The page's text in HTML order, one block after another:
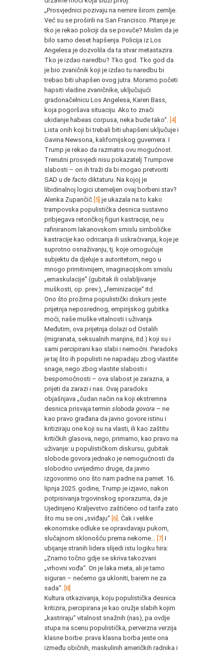
„Prosvjednici pozivaju na nemire širom zemlje.
Već su se proširili na San Francisco. Pitanje je:
tko je rekao policiji da se povuče? Mislim da je
bilo samo deset hapšenja. Policija iz Los
Angelesa je dozvolila da ta stvar metastazira.
Tko je izdao naredbu? Tko god. Tko god da
je bio zvaničnik koji je izdao tu naredbu bi
trebao biti uhapšen ovog jutra. Moramo početi
hapsiti vladine zvaničnike, uključujući
gradonačelnicu Los Angelesa, Karen Bass,
koja pogoršava situaciju. Ako to znači
ukidanje habeas corpusa, neka bude tako“. [4]
Lista onih koji bi trebali biti uhapšeni uključuje i
Gavina Newsona, kalifornijskog guvernera. I
Trump je rekao da razmatra ovu mogućnost.
Trenutni prosvjedi nisu pokazatelj Trumpove
slabosti – on ih traži da bi mogao pretvoriti
SAD u de facto diktaturu. Na kojoj je
libidinalnoj logici utemeljen ovaj borbeni stav?
Alenka Zupančič [5] je ukazala na to kako
trampovska populistička desnica sustavno
pribjegava retoričkoj figuri kastracije, ne u
rafiniranom lakanovskom smislu simboličke
kastracije kao odricanja ili uskraćivanja, koje je
suprotno osnaživanju, tj. koje omogućuje
subjektu da djeluje s autoritetom, nego u
mnogo primitivnijem, imaginacijskom smislu
„emaskulacije“ (gubitak ili oslabljivanje
muškosti, op. prev.), „feminizacije“ itd.
Ono što prožima populistički diskurs jeste
prijetnja neposrednog, empirijskog gubitka
moći, naše muške vitalnosti i uživanja.
Međutim, ova prijetnja dolazi od Ostalih
(migranata, seksualnih manjina, itd.) koji su i
sami percipirani kao slabi i nemoćni. Paradoks
je taj što ih populisti ne napadaju zbog vlastite
snage, nego zbog vlastite slabosti i
bespomoćnosti – ova slabost je zarazna, a
prijeti da zarazi i nas. Ovaj paradoks
objašnjava „čudan način na koji ekstremna
desnica prisvaja termin sloboda govora – ne
kao pravo građana da javno govore istinu i
kritiziraju one koji su na vlasti, ili kao zaštitu
kritičkih glasova, nego, primarno, kao pravo na
uživanje: u populističkom diskursu, gubitak
slobode govora jednako je nemogućnosti da
slobodno uvrijedimo druge, da javno
izgovorimo ono što nam padne na pamet. 16.
lipnja 2025. godine, Trump je izjavio, nakon
potpisivanja trgovinskog sporazuma, da je
Ujedinjeno Kraljevstvo zaštićeno od tarifa zato
što mu se oni „sviđaju“ [6] . Čak i velike
ekonomske odluke se opravdavaju pukom,
slučajnom sklonošću prema nekome...
[7] I
ubijanje stranih lidera slijedi istu logiku hira:
„Znamo točno gdje se skriva takozvani
„vrhovni vođa“. On je laka meta, ali je tamo
siguran – nećemo ga ukloniti, barem ne za
sada“. [8]
Kultura otkazivanja, koju populistička desnica
kritizira, percipirana je kao oružje slabih kojim
„kastriraju“ vitalnost snažnih (nas), pa ovdje
stupa na scenu populistička, perverzna verzija
klasne borbe: prava klasna borba jeste ona
između običnih, maskulinih američkih radnika i